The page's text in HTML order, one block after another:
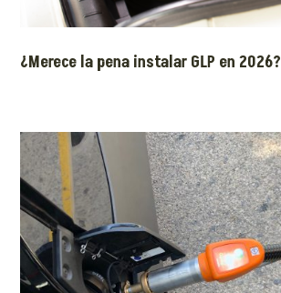
¿Merece la pena instalar GLP en 2026?